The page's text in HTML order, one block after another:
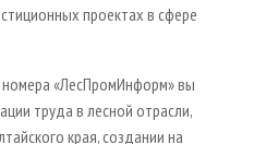
проектах в сфере
«ЛесПромИнформ» вы
труда в лесной отрасли,
края, создании на